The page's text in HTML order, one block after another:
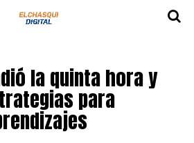
la quinta hora y
para